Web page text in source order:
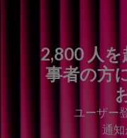
2,800 人
事者の方
ユーザー
通知